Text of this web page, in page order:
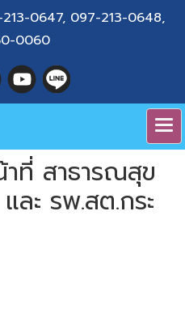
0647, 097-213-0648,
0060
ที่ สาธารณสุข
ะ รพ.สต.กระ